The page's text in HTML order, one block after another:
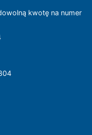
kwotę na numer